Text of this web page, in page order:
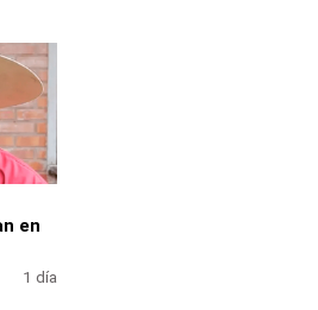
en
1 día